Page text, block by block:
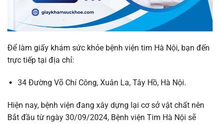
Để làm giấy khám sức khỏe bệnh viện tim Hà Nội, bạn đến
trực tiếp tại địa chỉ:
34 Đường Võ Chí Công, Xuân La, Tây Hồ, Hà Nội.
Hiện nay, bệnh viện đang xây dựng lại cơ sở vật chất nên
Bắt đầu từ ngày 30/09/2024, Bệnh viện Tim Hà Nội sẽ